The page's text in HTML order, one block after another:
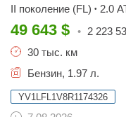
II поколение (FL) • 2.0
49 643 $ • 2 223
30 тыс. км
Бензин, 1.97 л.
YV1LFL1V8R1174326